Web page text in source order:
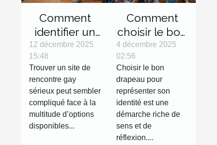
Comment
identifier un
site de
rencontre
gay sérieux ?
12 décembre 2025
15:48
Trouver un site de
rencontre gay
sérieux peut sembler
compliqué face à la
multitude d’options
disponibles...
Comment
choisir le bon
drapeau pour
représenter
votre
identité?
4 décembre 2025
02:56
Choisir le bon
drapeau pour
représenter son
identité est une
démarche riche de
sens et de
réflexion....